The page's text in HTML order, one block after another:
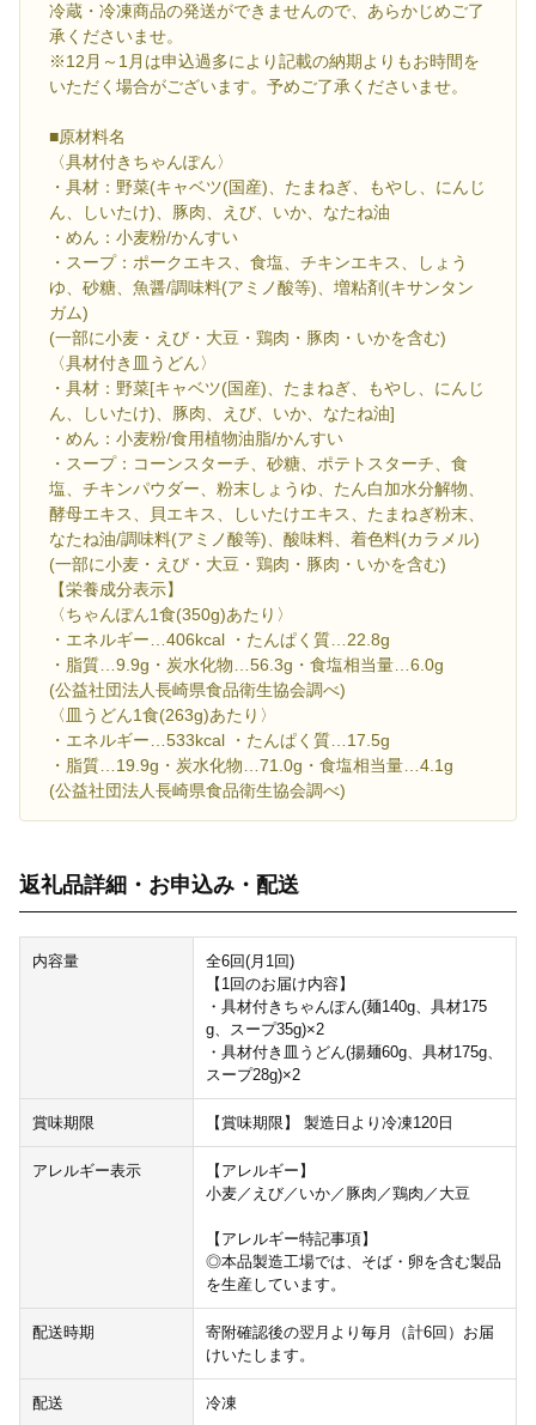
冷蔵・冷凍商品の発送ができませんので、あらかじめご了
承くださいませ。
※12月～1月は申込過多により記載の納期よりもお時間を
いただく場合がございます。予めご了承くださいませ。
■原材料名
〈具材付きちゃんぽん〉
・具材：野菜(キャベツ(国産)、たまねぎ、もやし、にんじ
ん、しいたけ)、豚肉、えび、いか、なたね油
・めん：小麦粉/かんすい
・スープ：ポークエキス、食塩、チキンエキス、しょう
ゆ、砂糖、魚醤/調味料(アミノ酸等)、増粘剤(キサンタン
ガム)
(一部に小麦・えび・大豆・鶏肉・豚肉・いかを含む)
〈具材付き皿うどん〉
・具材：野菜[キャベツ(国産)、たまねぎ、もやし、にんじ
ん、しいたけ)、豚肉、えび、いか、なたね油]
・めん：小麦粉/食用植物油脂/かんすい
・スープ：コーンスターチ、砂糖、ポテトスターチ、食
塩、チキンパウダー、粉末しょうゆ、たん白加水分解物、
酵母エキス、貝エキス、しいたけエキス、たまねぎ粉末、
なたね油/調味料(アミノ酸等)、酸味料、着色料(カラメル)
(一部に小麦・えび・大豆・鶏肉・豚肉・いかを含む)
【栄養成分表示】
〈ちゃんぽん1食(350g)あたり〉
・エネルギー…406kcal ・たんぱく質…22.8g
・脂質…9.9g・炭水化物…56.3g・食塩相当量…6.0g
(公益社団法人長崎県食品衛生協会調べ)
〈皿うどん1食(263g)あたり〉
・エネルギー…533kcal ・たんぱく質…17.5g
・脂質…19.9g・炭水化物…71.0g・食塩相当量…4.1g
(公益社団法人長崎県食品衛生協会調べ)
返礼品詳細・お申込み・配送
内容量
全6回(月1回)
【1回のお届け内容】
・具材付きちゃんぽん(麺140g、具材175
g、スープ35g)×2
・具材付き皿うどん(揚麺60g、具材175g、
スープ28g)×2
賞味期限 【賞味期限】 製造日より冷凍120日
アレルギー表示
【アレルギー】
小麦／えび／いか／豚肉／鶏肉／大豆
【アレルギー特記事項】
◎本品製造工場では、そば・卵を含む製品
を生産しています。
配送時期
寄附確認後の翌月より毎月（計6回）お届
けいたします。
配送 冷凍